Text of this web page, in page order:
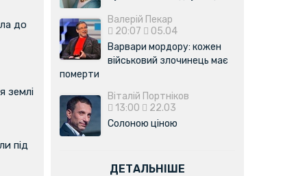
до
землі
під
Валерій Пекар
20:07
05.04
Варвари мордору: кожен
військовий злочинець має
померти
Віталій Портніков
13:00
22.03
Солоною ціною
ДЕТАЛЬНІШЕ